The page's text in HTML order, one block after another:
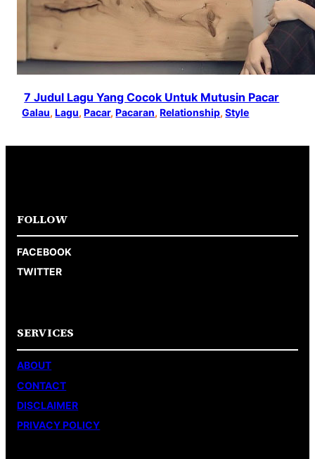
7 Judul Lagu Yang Cocok Untuk Mutusin Pacar
Galau, Lagu, Pacar, Pacaran, Relationship, Style
FOLLOW
FACEBOOK
TWITTER
SERVICES
ABOUT
CONTACT
DISCLAIMER
PRIVACY POLICY